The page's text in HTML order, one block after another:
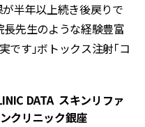
が半年以上続き後戻りで
長先生のような経験豊富
す」ボトックス注射「コ
DATA スキンリファ
クリニック銀座